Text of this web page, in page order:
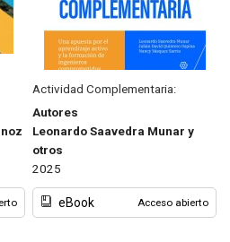
Actividad Complementaria:
Autores
Leonardo Saavedra Munar y
otros
2025
eBook Acceso abierto